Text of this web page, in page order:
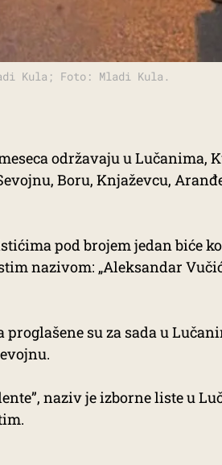
Kula; Foto: Mladi Kula.
održavaju u Lučanima,
Boru, Knjaževcu,
pod brojem jedan biće
nazivom: „Aleksandar
su za sada u
naziv je izborne liste u